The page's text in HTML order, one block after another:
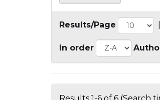
Results/Page
In order
Results 1-6 of 6 (Search